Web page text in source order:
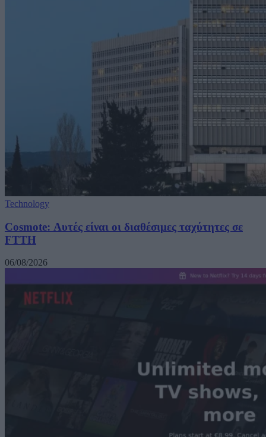
Technology
Cosmote: Αυτές είναι οι διαθέσιμες ταχύτητες σε
FTTH
06/08/2026